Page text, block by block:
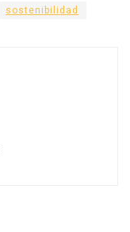
sostenibilidad